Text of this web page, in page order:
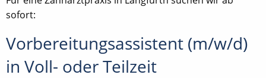
sofort:
Vorbereitungsassistent (m/w/d)
in Voll- oder Teilzeit